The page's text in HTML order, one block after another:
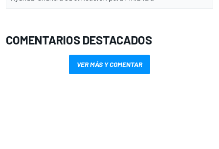
COMENTARIOS DESTACADOS
VER MÁS Y COMENTAR